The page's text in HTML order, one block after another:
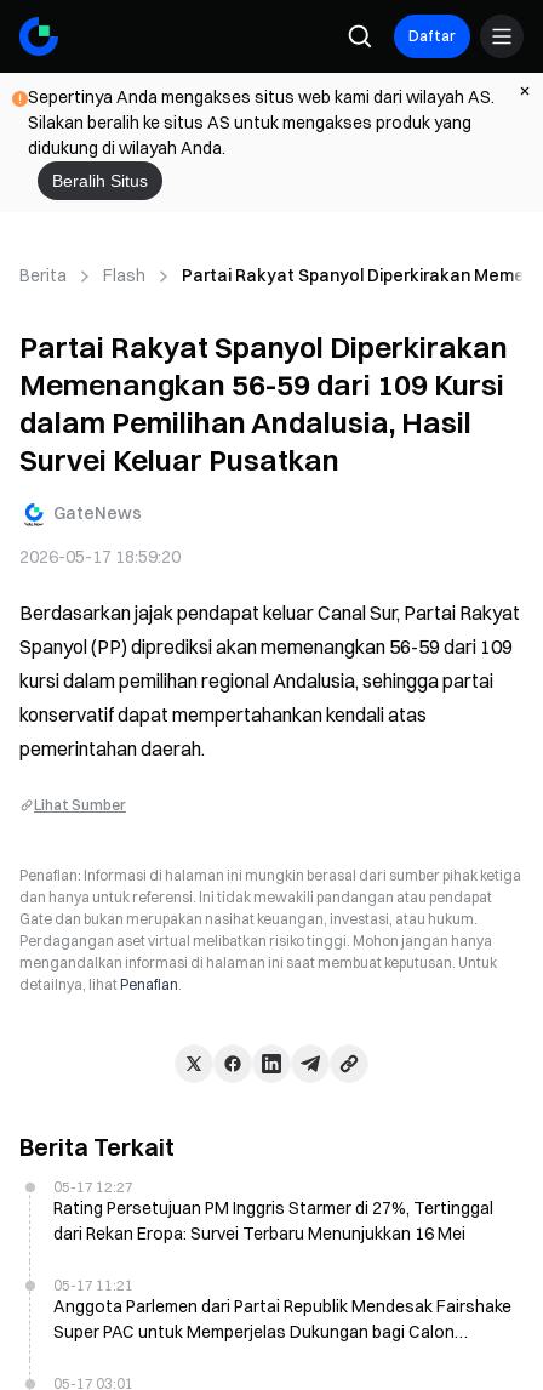
Daftar
Sepertinya Anda mengakses situs web kami dari wilayah AS.
Silakan beralih ke situs AS untuk mengakses produk yang
didukung di wilayah Anda.
Beralih Situs
Berita Flash Partai Rakyat Spanyol Diperkirakan
Partai Rakyat Spanyol Diperkirakan
Memenangkan 56-59 dari 109 Kursi
dalam Pemilihan Andalusia, Hasil
Survei Keluar Pusatkan
GateNews
2026-05-17 18:59:20
Berdasarkan jajak pendapat keluar Canal Sur, Partai Rakyat
Spanyol (PP) diprediksi akan memenangkan 56-59 dari 109
kursi dalam pemilihan regional Andalusia, sehingga partai
konservatif dapat mempertahankan kendali atas
pemerintahan daerah.
Lihat Sumber
Penafian: Informasi di halaman ini mungkin berasal dari sumber pihak ketiga
dan hanya untuk referensi. Ini tidak mewakili pandangan atau pendapat
Gate dan bukan merupakan nasihat keuangan, investasi, atau hukum.
Perdagangan aset virtual melibatkan risiko tinggi. Mohon jangan hanya
mengandalkan informasi di halaman ini saat membuat keputusan. Untuk
detailnya, lihatPenafian.
Berita Terkait
05-17 12:27
Rating Persetujuan PM Inggris Starmer di 27%, Tertinggal
dari Rekan Eropa: Survei Terbaru Menunjukkan 16 Mei
05-17 11:21
Anggota Parlemen dari Partai Republik Mendesak Fairshake
Super PAC untuk Memperjelas Dukungan bagi Calon
05-17 03:01